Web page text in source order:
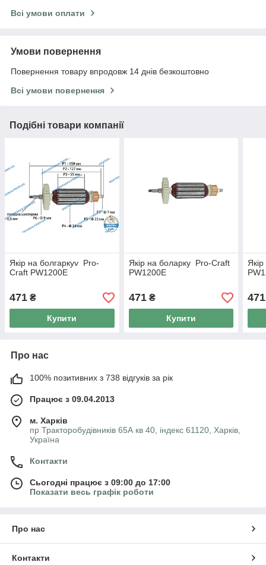
Всі умови оплати
Умови повернення
Повернення товару впродовж 14 днів безкоштовно
Всі умови повернення
Подібні товари компанії
Якір на болгаркуv Pro-
Craft PW1200E
471 ₴
Купити
Якір на боларку Pro-Craft
PW1200E
471₴
Купити
471
Про нас
100% позитивних з 738 відгуків за рік
Працює з 09.04.2013
м. Харків
пр Тракторобудівників 65А кв 40, індекс 61120, Харків,
Україна
Контакти
Сьогодні працює з 09:00 до 17:00
Показати весь графік роботи
Про нас
Контакти